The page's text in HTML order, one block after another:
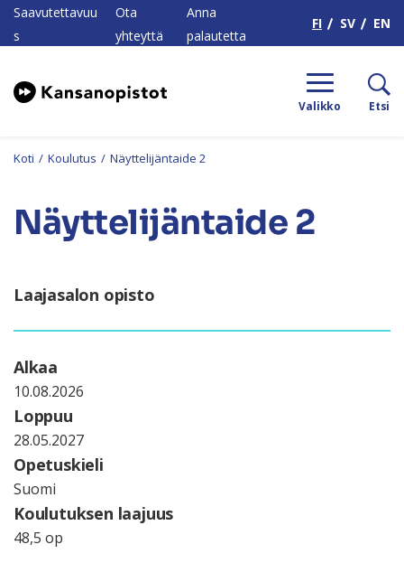
Saavutettavuu
s
Ota
yhteyttä
Anna
palautetta
FI SV EN
Valikko Etsi
Koti / Koulutus / Näyttelijäntaide 2
Näyttelijäntaide 2
Laajasalon opisto
Alkaa
10.08.2026
Loppuu
28.05.2027
Opetuskieli
Suomi
Koulutuksen laajuus
48,5 op